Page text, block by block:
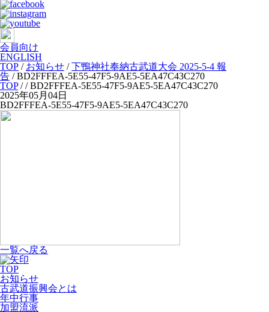
会員向け
ENGLISH
TOP / お知らせ /下鴨神社奉納古武道大会 2025-5-4 報
告 /BD2FFFEA-5E55-47F5-9AE5-5EA47C43C270
TOP// BD2FFFEA-5E55-47F5-9AE5-5EA47C43C270
2025年05月04日
BD2FFFEA-5E55-47F5-9AE5-5EA47C43C270
一覧へ戻る
TOP
お知らせ
古武道振興会とは
年中行事
加盟流派